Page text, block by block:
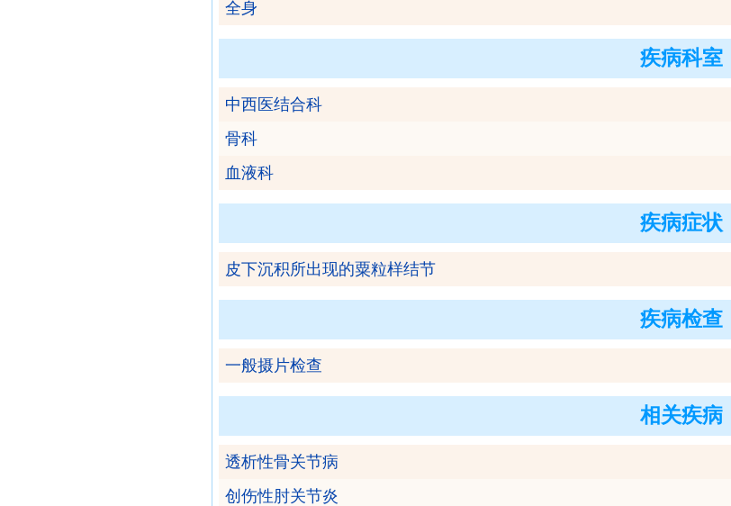
全身
疾病科室
中西医结合科
骨科
血液科
疾病症状
皮下沉积所出现的粟粒样结节
疾病检查
一般摄片检查
相关疾病
透析性骨关节病
创伤性肘关节炎